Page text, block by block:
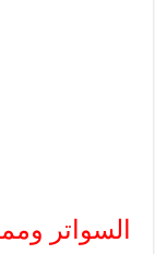
السواتر